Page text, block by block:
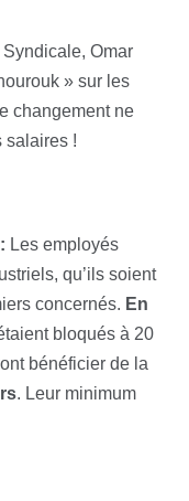
Omar
» sur les
changement ne
salaires !
Les employés
qu’ils soient
concernés. En
bloqués à 20
bénéficier de la
. Leur minimum